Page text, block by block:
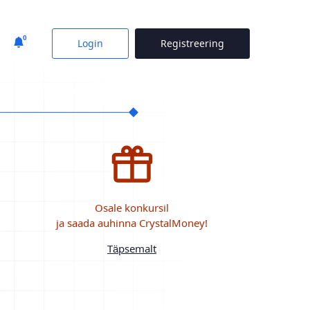
0 Login Registreering
Osale konkursil
ja saada auhinna CrystalMoney!
Täpsemalt